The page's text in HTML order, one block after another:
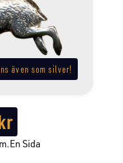
även som silver!
Sida